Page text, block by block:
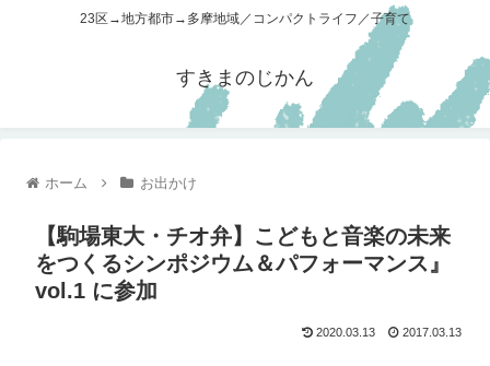
23区→地方都市→多摩地域／コンパクトライフ／子育て
すきまのじかん
ホーム お出かけ
【駒場東大・チオ弁】こどもと音楽の未来
をつくるシンポジウム＆パフォーマンス』
vol.1 に参加
2020.03.13 2017.03.13